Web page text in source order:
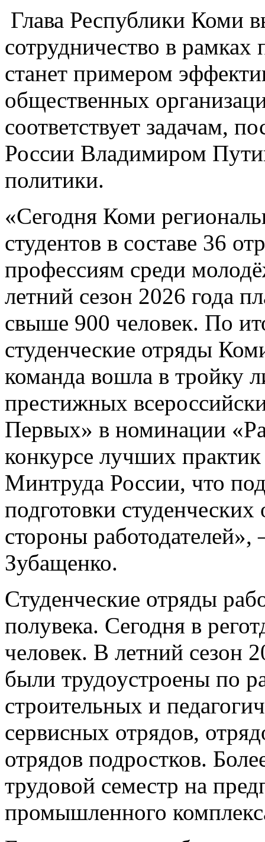
Глава Республики Коми
сотрудничество в
станет примером
общественных
соответствует задачам,
России Владимиром
политики.
«Сегодня Коми
студентов в составе 36
профессиям среди
летний сезон 2026 года
свыше 900 человек. По
студенческие отряды
команда вошла в тройку
престижных
Первых» в номинации
конкурсе лучших
Минтруда России, что
подготовки
стороны работодателей»,
Зубащенко.
Студенческие отряды
полувека. Сегодня в
человек. В летний сезон
были трудоустроены по
строительных и
сервисных отрядов,
отрядов подростков.
трудовой семестр на
промышленного